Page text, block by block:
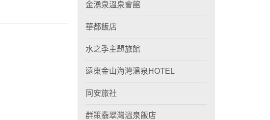
金湧泉溫泉會館
華都飯店
水之季主題旅館
遠東金山海灣溫泉HOTEL
同安旅社
群策翡翠灣溫泉飯店